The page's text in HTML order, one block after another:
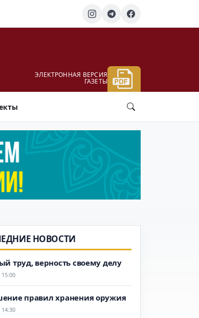
ЭЛЕКТРОННАЯ ВЕРСИЯ
ГАЗЕТЫ
НОВОСТИ
труд, верность своему делу
правил хранения оружия